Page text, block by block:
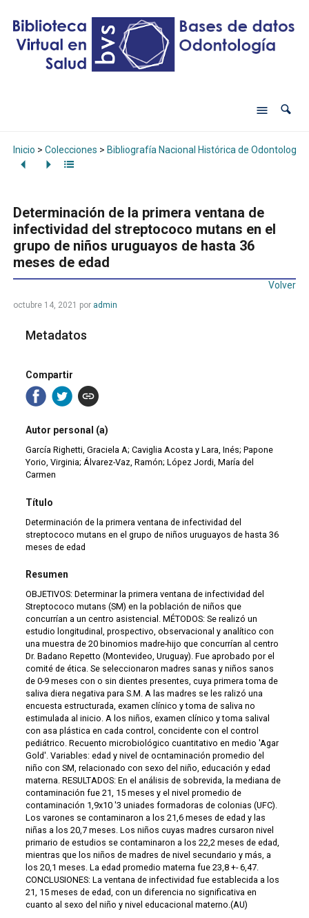
Inicio > Colecciones > Bibliografía Nacional Histórica de Odontología
Determinación de la primera ventana de
infectividad del streptococo mutans en el
grupo de niños uruguayos de hasta 36
meses de edad
Volver
octubre 14, 2021 por admin
Metadatos
Compartir
Autor personal (a)
García Righetti, Graciela A; Caviglia Acosta y Lara, Inés; Papone
Yorio, Virginia; Álvarez-Vaz, Ramón; López Jordi, María del
Carmen
Título
Determinación de la primera ventana de infectividad del
streptococo mutans en el grupo de niños uruguayos de hasta 36
meses de edad
Resumen
OBJETIVOS: Determinar la primera ventana de infectividad del
Streptococo mutans (SM) en la población de niños que
concurrían a un centro asistencial. MÉTODOS: Se realizó un
estudio longitudinal, prospectivo, observacional y analítico con
una muestra de 20 binomios madre-hijo que concurrían al centro
Dr. Badano Repetto (Montevideo, Uruguay). Fue aprobado por el
comité de ética. Se seleccionaron madres sanas y niños sanos
de 0-9 meses con o sin dientes presentes, cuya primera toma de
saliva diera negativa para S.M. A las madres se les ralizó una
encuesta estructurada, examen clínico y toma de saliva no
estimulada al inicio. A los niños, examen clínico y toma salival
con asa plástica en cada control, concidente con el control
pediátrico. Recuento microbiológico cuantitativo en medio 'Agar
Gold'. Variables: edad y nivel de ocntaminación promedio del
niño con SM, relacionado con sexo del niño, educación y edad
materna. RESULTADOS: En el análisis de sobrevida, la mediana de
contaminación fue 21, 15 meses y el nivel promedio de
contaminación 1,9x10 '3 uniades formadoras de colonias (UFC).
Los varones se contaminaron a los 21,6 meses de edad y las
niñas a los 20,7 meses. Los niños cuyas madres cursaron nivel
primario de estudios se contaminaron a los 22,2 meses de edad,
mientras que los niños de madres de nivel secundario y más, a
los 20,1 meses. La edad promedio materna fue 23,8 +- 6,47.
CONCLUSIONES: La ventana de infectividad fue establecida a los
21, 15 meses de edad, con un diferencia no significativa en
cuanto al sexo del niño y nivel educacional materno.(AU)